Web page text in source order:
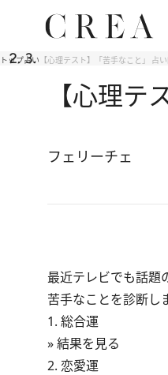
トップ占い 【心理テスト】「苦手なこと」 占
【心理テ
フェリーチェ
最近テレビでも話
苦手なことを診断し
1. 総合運
» 結果を見る
2. 恋愛運